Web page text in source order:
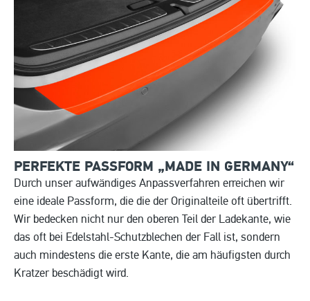
PERFEKTE PASSFORM „MADE IN GERMANY“
Durch unser aufwändiges Anpassverfahren erreichen wir
eine ideale Passform, die die der Originalteile oft übertrifft.
Wir bedecken nicht nur den oberen Teil der Ladekante, wie
das oft bei Edelstahl-Schutzblechen der Fall ist, sondern
auch mindestens die erste Kante, die am häufigsten durch
Kratzer beschädigt wird.